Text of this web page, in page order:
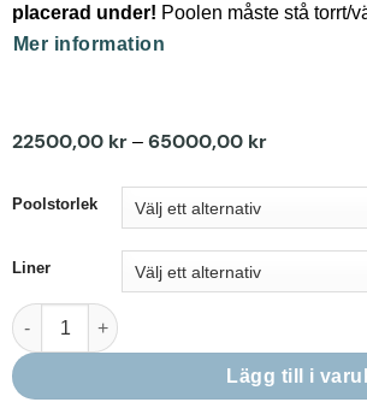
placerad under! Poolen måste stå torrt/
Mer information
22500,00 kr – 65000,00 krPrisintervall:
Poolstorlek
Liner
CF PREMIUM stålväggspool mängd
Lägg till i